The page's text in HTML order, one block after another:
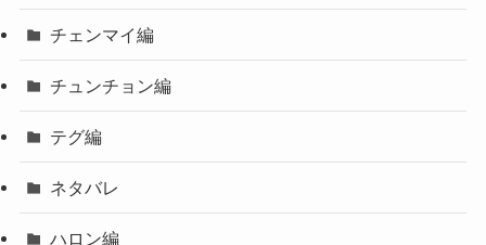
チェンマイ編
チュンチョン編
テグ編
ネタバレ
ハロン編